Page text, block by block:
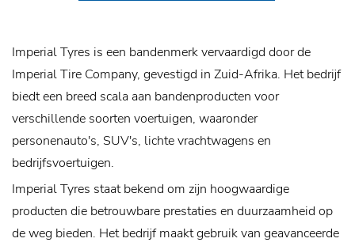
Imperial Tyres is een bandenmerk vervaardigd door de
Imperial Tire Company, gevestigd in Zuid-Afrika. Het bedrijf
biedt een breed scala aan bandenproducten voor
verschillende soorten voertuigen, waaronder
personenauto's, SUV's, lichte vrachtwagens en
bedrijfsvoertuigen.
Imperial Tyres staat bekend om zijn hoogwaardige
producten die betrouwbare prestaties en duurzaamheid op
de weg bieden. Het bedrijf maakt gebruik van geavanceerde